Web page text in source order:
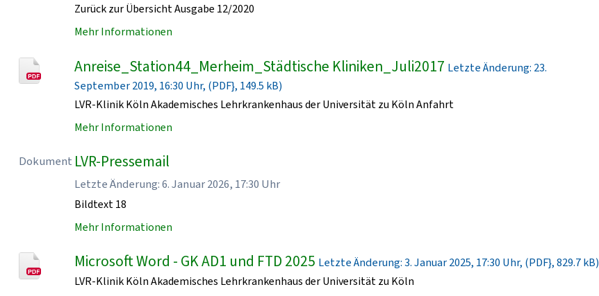
Zurück zur Übersicht Ausgabe 12/2020
Mehr Informationen
Anreise_Station44_Merheim_Städtische Kliniken_Juli2017 Letzte Änderung: 23.
September 2019, 16:30 Uhr, (PDF}, 149.5 kB)
LVR-Klinik Köln Akademisches Lehrkrankenhaus der Universität zu Köln Anfahrt
Mehr Informationen
Dokument LVR-Pressemail
Letzte Änderung: 6. Januar 2026, 17:30 Uhr
Bildtext 18
Mehr Informationen
Microsoft Word - GK AD1 und FTD 2025 Letzte Änderung: 3. Januar 2025, 17:30 Uhr, (PDF}, 829.7 kB)
LVR-Klinik Köln Akademisches Lehrkrankenhaus der Universität zu Köln